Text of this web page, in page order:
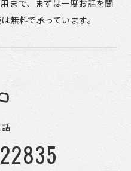
まで、まずは一度お話を聞
無料で承っています。